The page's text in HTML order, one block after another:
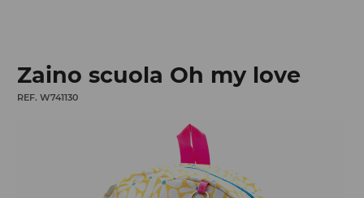
Zaino scuola Oh my love
REF. W741130